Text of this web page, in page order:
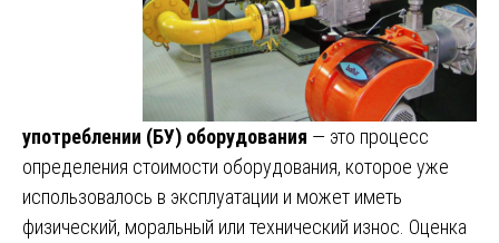
употреблении (БУ) оборудования — это процесс
определения стоимости оборудования, которое уже
использовалось в эксплуатации и может иметь
физический, моральный или технический износ. Оценка